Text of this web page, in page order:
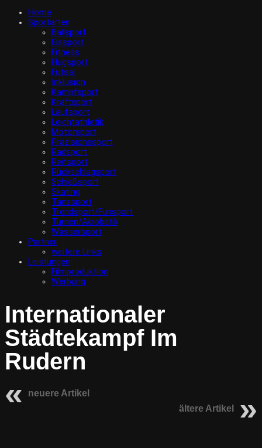
Home
Sportarten
Ballsport
Eissport
Fitness
Flugsport
Futsal
Inklusion
Kampfsport
Kraftsport
Laufsport
Leichtathletik
Motorsport
Präzisionssport
Radsport
Reitsport
Rückschlagsport
Schießsport
Skating
Tanzsport
Trendsport/Funsport
Turnen/Akrobatik
Wassersport
Partner
weitere Links
Leistungen
Filmproduktion
Werbung
Internationaler
Städtekampf Im
Rudern
neuere Artikel
ältere Artikel